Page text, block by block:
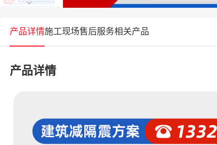
产品详情施工现场售后服务相关产品
产品详情